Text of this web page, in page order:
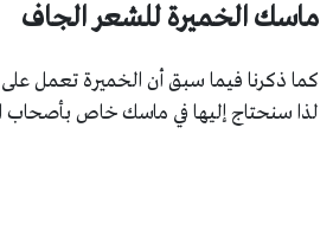
ماسك الخميرة للشعر الجاف
كما ذكرنا فيما سبق أن الخميرة تعمل
لذا سنحتاج إليها في ماسك خاص بأصحاب